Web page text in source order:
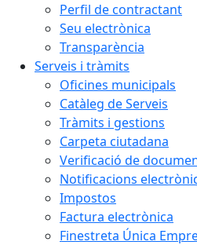
Perfil de contractant
Seu electrònica
Transparència
Serveis i tràmits
Oficines municipals
Catàleg de Serveis
Tràmits i gestions
Carpeta ciutadana
Verificació de
Notificacions
Impostos
Factura electrònica
Finestreta Única